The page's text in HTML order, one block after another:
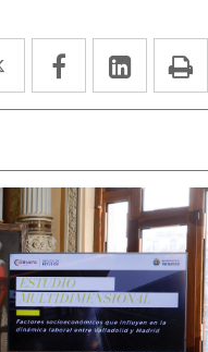
Twitter
Enlace
a
aplicación
externa.
Facebook
Enlace
a
aplicación
externa.
Enlace
a